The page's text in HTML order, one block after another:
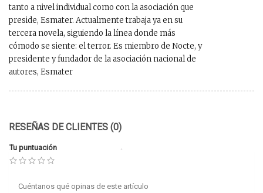
tanto a nivel individual como con la asociación que
preside, Esmater. Actualmente trabaja ya en su
tercera novela, siguiendo la línea donde más
cómodo se siente: el terror. Es miembro de Nocte, y
presidente y fundador de la asociación nacional de
autores, Esmater
RESEÑAS DE CLIENTES (0)
Tu puntuación